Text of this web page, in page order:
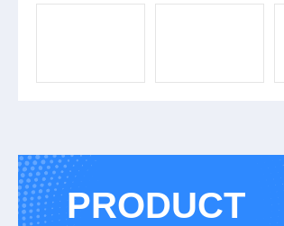
PRODUCT